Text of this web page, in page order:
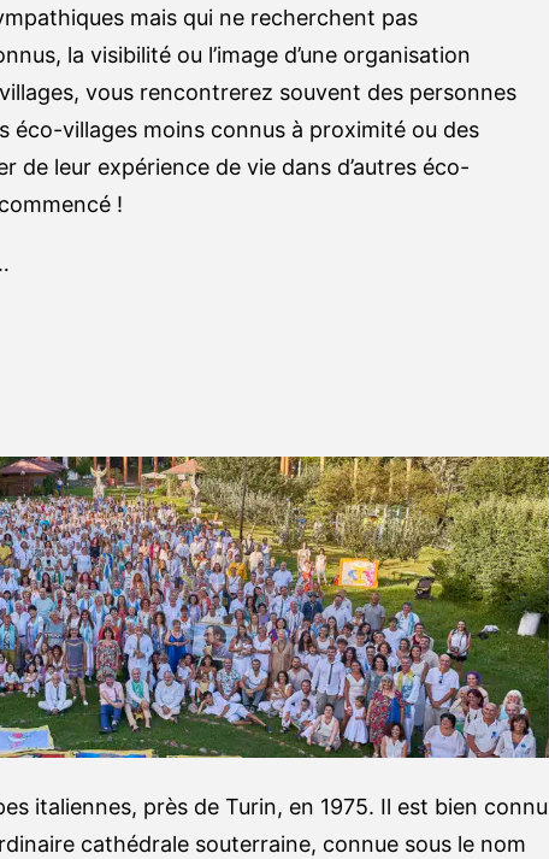
mais qui ne recherchent pas
la visibilité ou l’image d’une organisation
vous rencontrerez souvent des personnes
éco-villages moins connus à proximité ou des
de leur expérience de vie dans d’autres éco-
!
italiennes, près de Turin, en 1975. Il est bien connu
cathédrale souterraine, connue sous le nom